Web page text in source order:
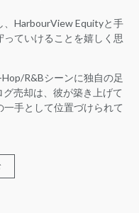
、HarbourView Equityと手
ていけることを嬉しく思
R&Bシーンに独自の足
売却は、彼が築き上げて
手として位置づけられて